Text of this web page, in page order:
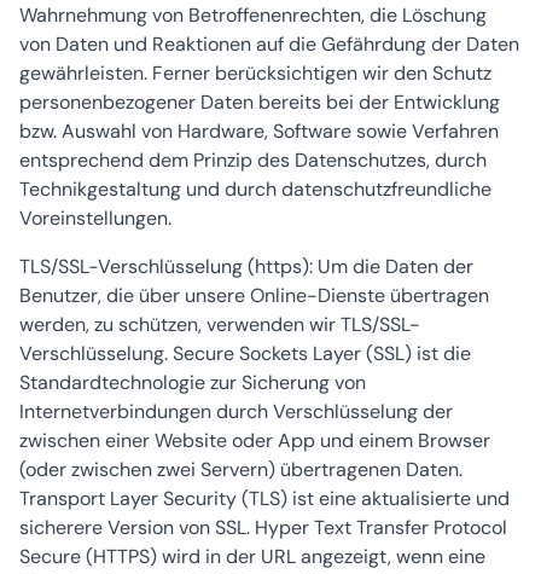
Wahrnehmung von Betroffenenrechten, die Löschung
von Daten und Reaktionen auf die Gefährdung der Daten
gewährleisten. Ferner berücksichtigen wir den Schutz
personenbezogener Daten bereits bei der Entwicklung
bzw. Auswahl von Hardware, Software sowie Verfahren
entsprechend dem Prinzip des Datenschutzes, durch
Technikgestaltung und durch datenschutzfreundliche
Voreinstellungen.
TLS/SSL-Verschlüsselung (https): Um die Daten der
Benutzer, die über unsere Online-Dienste übertragen
werden, zu schützen, verwenden wir TLS/SSL-
Verschlüsselung. Secure Sockets Layer (SSL) ist die
Standardtechnologie zur Sicherung von
Internetverbindungen durch Verschlüsselung der
zwischen einer Website oder App und einem Browser
(oder zwischen zwei Servern) übertragenen Daten.
Transport Layer Security (TLS) ist eine aktualisierte und
sicherere Version von SSL. Hyper Text Transfer Protocol
Secure (HTTPS) wird in der URL angezeigt, wenn eine